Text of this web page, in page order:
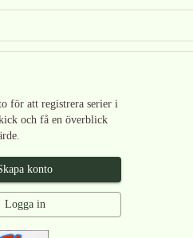
för att registrera serier i
och få en överblick
konto
Logga in